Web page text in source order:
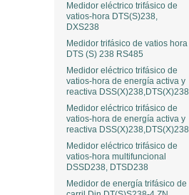
Medidor eléctrico trifásico de
vatios-hora DTS(S)238,
DXS238
Medidor trifásico de vatios hora
DTS (S) 238 RS485
Medidor eléctrico trifásico de
vatios-hora de energía activa y
reactiva DSS(X)238,DTS(X)238
Medidor eléctrico trifásico de
vatios-hora de energía activa y
reactiva DSS(X)238,DTS(X)238
Medidor eléctrico trifásico de
vatios-hora multifuncional
DSSD238, DTSD238
Medidor de energía trifásico de